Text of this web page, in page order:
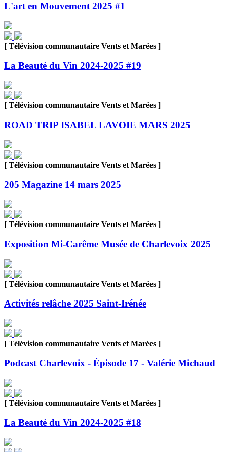
L'art en Mouvement 2025 #1
[ Télévision communautaire Vents et Marées ]
La Beauté du Vin 2024-2025 #19
[ Télévision communautaire Vents et Marées ]
ROAD TRIP ISABEL LAVOIE MARS 2025
[ Télévision communautaire Vents et Marées ]
205 Magazine 14 mars 2025
[ Télévision communautaire Vents et Marées ]
Exposition Mi-Carême Musée de Charlevoix 2025
[ Télévision communautaire Vents et Marées ]
Activités relâche 2025 Saint-Irénée
[ Télévision communautaire Vents et Marées ]
Podcast Charlevoix - Épisode 17 - Valérie Michaud
[ Télévision communautaire Vents et Marées ]
La Beauté du Vin 2024-2025 #18